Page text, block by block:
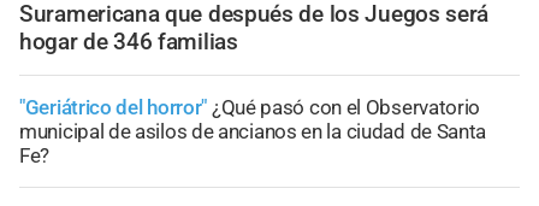
Suramericana que después de los Juegos será
hogar de 346 familias
"Geriátrico del horror" ¿Qué pasó con el Observatorio
municipal de asilos de ancianos en la ciudad de Santa
Fe?